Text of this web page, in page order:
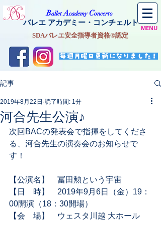
​BalletAcademyConcerto
バレエ アカデミー・コンチェルト
MENU
SDAバレエ安全指導者資格®認定
毎週月曜日更新になりました！
記事
河合先生公演♪
2019年8月22日 読了時間: 1分
次回BACの発表会で指揮をしてくださ
る、河合先生の演奏会のお知らせで
す！
【公演名】　冨田勲という宇宙
【日　時】　2019年9月6日（金）19：
00開演（18：30開場）
【会　場】　ウェスタ川越 大ホール